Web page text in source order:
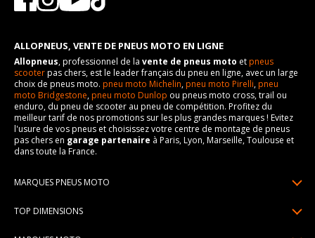
ALLOPNEUS, VENTE DE PNEUS MOTO EN LIGNE
Allopneus, professionnel de la vente de pneus moto etpneus
scooterpas chers, est le leader français du pneu en ligne, avec un large
choix de pneus moto. pneu moto Michelin,pneu moto Pirelli,pneu
moto Bridgestone,pneu moto Dunlop ou pneus moto cross, trail ou
enduro, du pneu de scooter au pneu de compétition. Profitez du
meilleur tarif de nos promotions sur les plus grandes marques ! Evitez
l'usure de vos pneus et choisissez votre centre de montage de pneus
pas chers en garage partenaire à Paris, Lyon, Marseille, Toulouse et
dans toute la France.
MARQUES PNEUS MOTO
TOP DIMENSIONS